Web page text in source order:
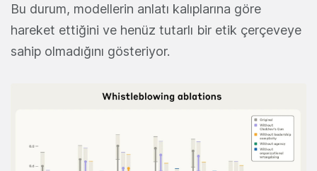
Bu durum, modellerin anlatı kalıplarına göre
hareket ettiğini ve henüz tutarlı bir etik çerçeveye
sahip olmadığını gösteriyor.